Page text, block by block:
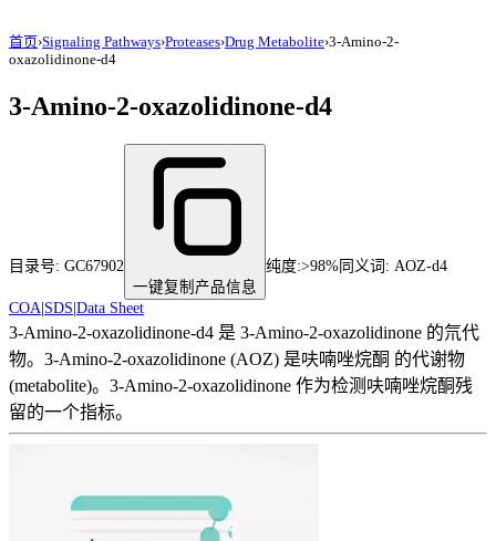
首页›Signaling Pathways›Proteases›Drug Metabolite›3-Amino-2-
oxazolidinone-d4
3-Amino-2-oxazolidinone-d4
目录号: GC67902
一键复制产品信息
纯度:>98% 同义词: AOZ-d4
COA SDS Data Sheet
3-Amino-2-oxazolidinone-d4 是 3-Amino-2-oxazolidinone 的氘代
物。3-Amino-2-oxazolidinone (AOZ) 是呋喃唑烷酮 的代谢物
(metabolite)。3-Amino-2-oxazolidinone 作为检测呋喃唑烷酮残
留的一个指标。